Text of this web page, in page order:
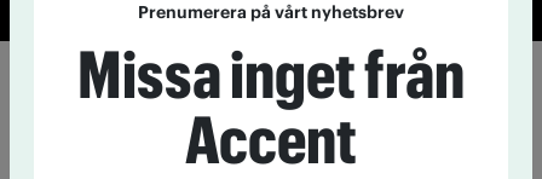
Prenumerera på vårt nyhetsbrev
Missa inget från
Accent